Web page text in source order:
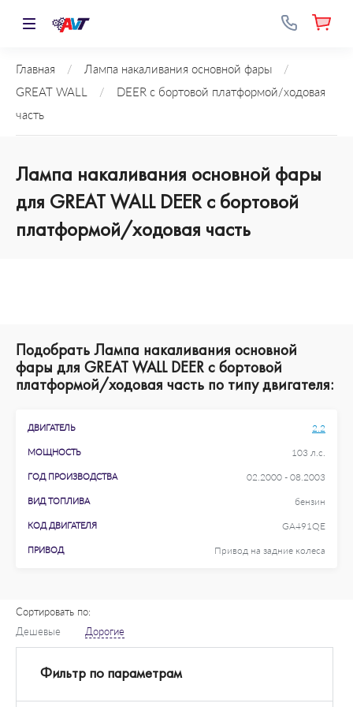
Главная / Лампа накаливания основной фары
/
GREAT WALL
/
DEER c бортовой платформой/ходовая
часть
Лампа накаливания основной фары
для GREAT WALL DEER c бортовой
платформой/ходовая часть
Подобрать Лампа накаливания основной
фары для GREAT WALL DEER c бортовой
платформой/ходовая часть по типу двигателя:
ДВИГАТЕЛЬ 2.2
МОЩНОСТЬ 103 л.с.
ГОД ПРОИЗВОДСТВА 02.2000 - 08.2003
ВИД ТОПЛИВА бензин
КОД ДВИГАТЕЛЯ GA491QE
ПРИВОД Привод на задние колеса
Сортировать по:
Дешевые
Дорогие
Фильтр по параметрам